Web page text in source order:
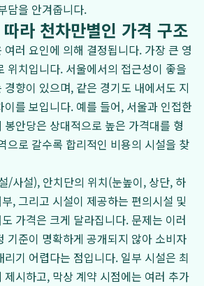
담을 안겨줍니다.
라 천차만별인 가격 구조
여러 요인에 의해 결정됩니다. 가장 큰 영
위치입니다. 서울에서의 접근성이 좋을
향이 있으며, 같은 경기도 내에서도 지
이를 보입니다. 예를 들어, 서울과 인접한
안당은 상대적으로 높은 가격대를 형
으로 갈수록 합리적인 비용의 시설을 찾
/사설), 안치단의 위치(눈높이, 상단, 하
, 그리고 시설이 제공하는 편의시설 및
가격은 크게 달라집니다. 문제는 이러
기준이 명확하게 공개되지 않아 소비자
기 어렵다는 점입니다. 일부 시설은 최
제시하고, 막상 계약 시점에는 여러 추가